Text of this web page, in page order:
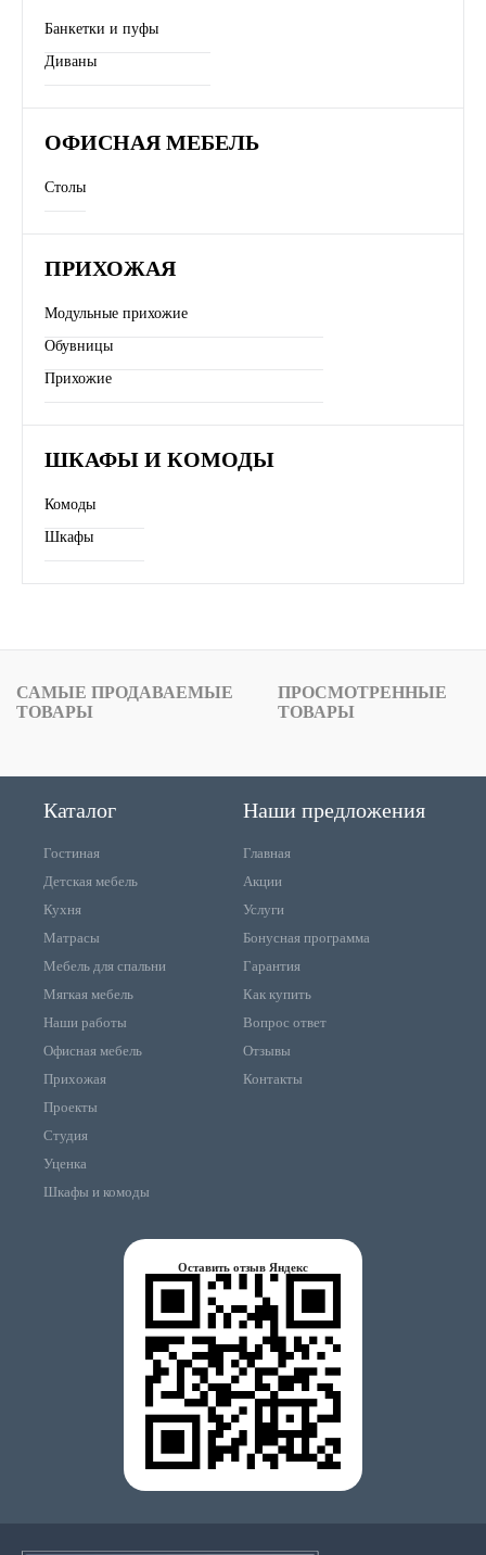
Банкетки и пуфы
Диваны
ОФИСНАЯ МЕБЕЛЬ
Столы
ПРИХОЖАЯ
Модульные прихожие
Обувницы
Прихожие
ШКАФЫ И КОМОДЫ
Комоды
Шкафы
САМЫЕ ПРОДАВАЕМЫЕ
ТОВАРЫ
ПРОСМОТРЕННЫЕ
ТОВАРЫ
Каталог
Гостиная
Детская мебель
Кухня
Матрасы
Мебель для спальни
Мягкая мебель
Наши работы
Офисная мебель
Прихожая
Проекты
Студия
Уценка
Шкафы и комоды
Наши предложения
Главная
Акции
Услуги
Бонусная программа
Гарантия
Как купить
Вопрос ответ
Отзывы
Контакты
Оставить отзыв Яндекс